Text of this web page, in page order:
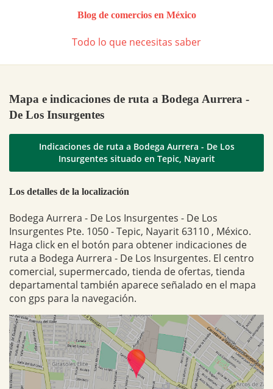
Blog de comercios en México
Todo lo que necesitas saber
Mapa e indicaciones de ruta a Bodega Aurrera -
De Los Insurgentes
Indicaciones de ruta a Bodega Aurrera - De Los
Insurgentes situado en Tepic, Nayarit
Los detalles de la localización
Bodega Aurrera - De Los Insurgentes - De Los
Insurgentes Pte. 1050 - Tepic, Nayarit 63110 , México.
Haga click en el botón para obtener indicaciones de
ruta a Bodega Aurrera - De Los Insurgentes. El centro
comercial, supermercado, tienda de ofertas, tienda
departamental también aparece señalado en el mapa
con gps para la navegación.